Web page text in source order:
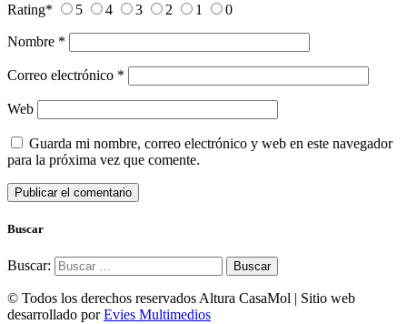
Rating* 5 4 3 2 1 0
Nombre *
Correo electrónico *
Web
Guarda mi nombre, correo electrónico y web en este navegador
para la próxima vez que comente.
Buscar
Buscar:
© Todos los derechos reservados Altura CasaMol | Sitio web
desarrollado porEvies Multimedios